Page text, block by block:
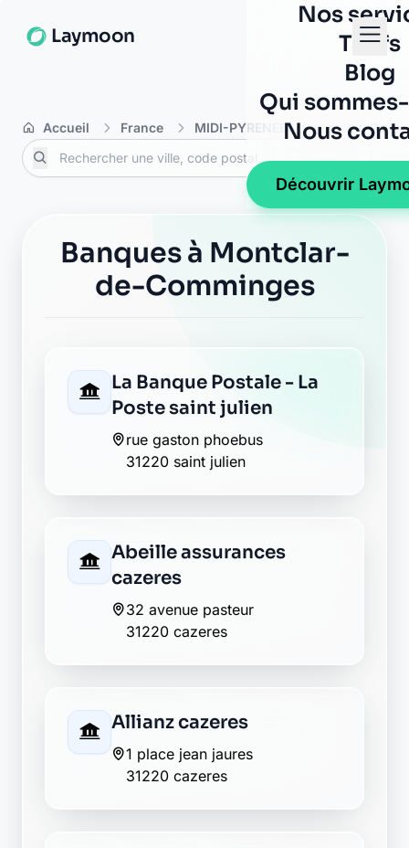
Laymoon
Nos
Tarifs
Blog
Qui
Nous
Découvrir
Accueil France MIDI-PYRENEES Haute-
Banques à Montclar-
de-Comminges
La Banque Postale - La
Poste saint julien
rue gaston phoebus
31220 saint julien
Abeille assurances
cazeres
32 avenue pasteur
31220 cazeres
Allianz cazeres
1 place jean jaures
31220 cazeres